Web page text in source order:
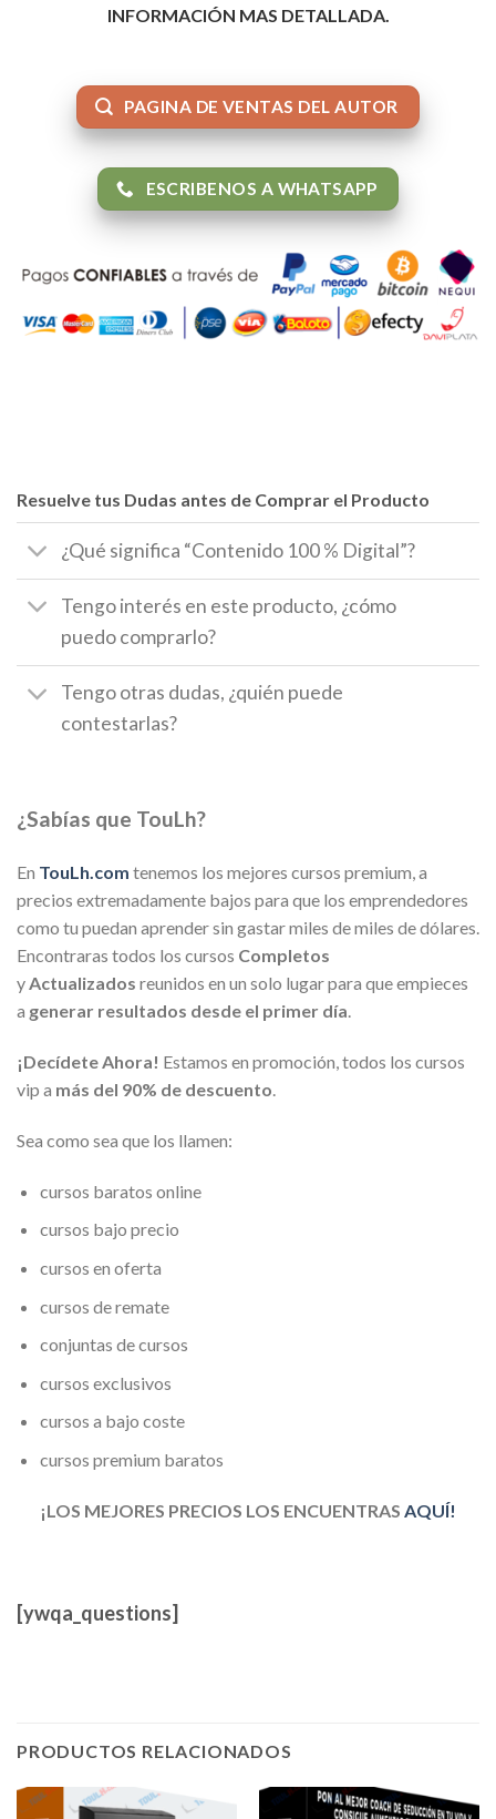
INFORMACIÓN MAS DETALLADA.
PAGINA DE VENTAS DEL AUTOR
ESCRIBENOS A WHATSAPP
Resuelve tus Dudas antes de Comprar el Producto
¿Qué significa “Contenido 100 % Digital”?
Tengo interés en este producto, ¿cómo
puedo comprarlo?
Tengo otras dudas, ¿quién puede
contestarlas?
¿Sabías que TouLh?
En TouLh.com tenemos los mejores cursos premium, a
precios extremadamente bajos para que los emprendedores
como tu puedan aprender sin gastar miles de miles de dólares.
Encontraras todos los cursos Completos
yActualizados reunidos en un solo lugar para que empieces
a generar resultados desde el primer día.
¡Decídete Ahora! Estamos en promoción, todos los cursos
vip a más del 90% de descuento.
Sea como sea que los llamen:
cursos baratos online
cursos bajo precio
cursos en oferta
cursos de remate
conjuntas de cursos
cursos exclusivos
cursos a bajo coste
cursos premium baratos
¡LOS MEJORES PRECIOS LOS ENCUENTRAS AQUÍ!
[ywqa_questions]
PRODUCTOS RELACIONADOS